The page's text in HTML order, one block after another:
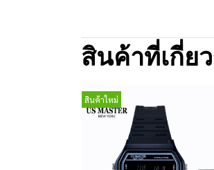
สินค้าที่เกี่ย
สินค้าใหม่